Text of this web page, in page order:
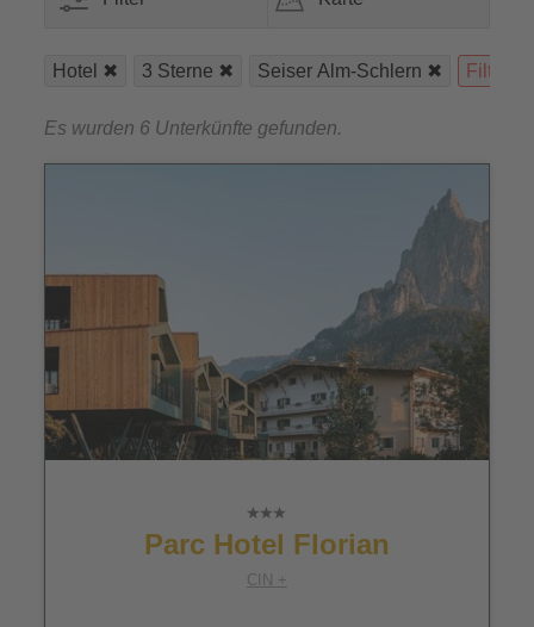
Hotel 3 Sterne Seiser Alm-Schlern Filter
Es wurden 6 Unterkünfte gefunden.
Parc Hotel Florian
CIN +